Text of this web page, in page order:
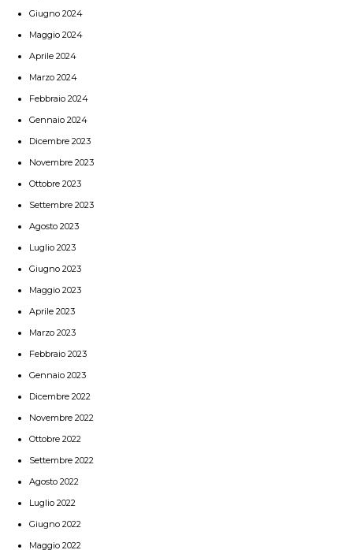
Giugno 2024
Maggio 2024
Aprile 2024
Marzo 2024
Febbraio 2024
Gennaio 2024
Dicembre 2023
Novembre 2023
Ottobre 2023
Settembre 2023
Agosto 2023
Luglio 2023
Giugno 2023
Maggio 2023
Aprile 2023
Marzo 2023
Febbraio 2023
Gennaio 2023
Dicembre 2022
Novembre 2022
Ottobre 2022
Settembre 2022
Agosto 2022
Luglio 2022
Giugno 2022
Maggio 2022